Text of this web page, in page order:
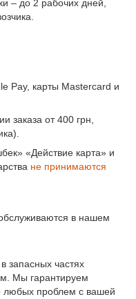
– до 2 рабочих дней,
Pay, карты Mastercard и
заказа от 400 грн,
«Действие карта» и
не принимаются
в нашем
запасных частях
Мы гарантируем
любых проблем с вашей